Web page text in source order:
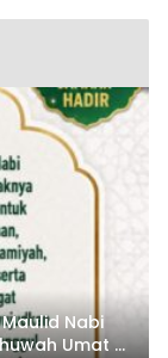
Nabi
Umat di